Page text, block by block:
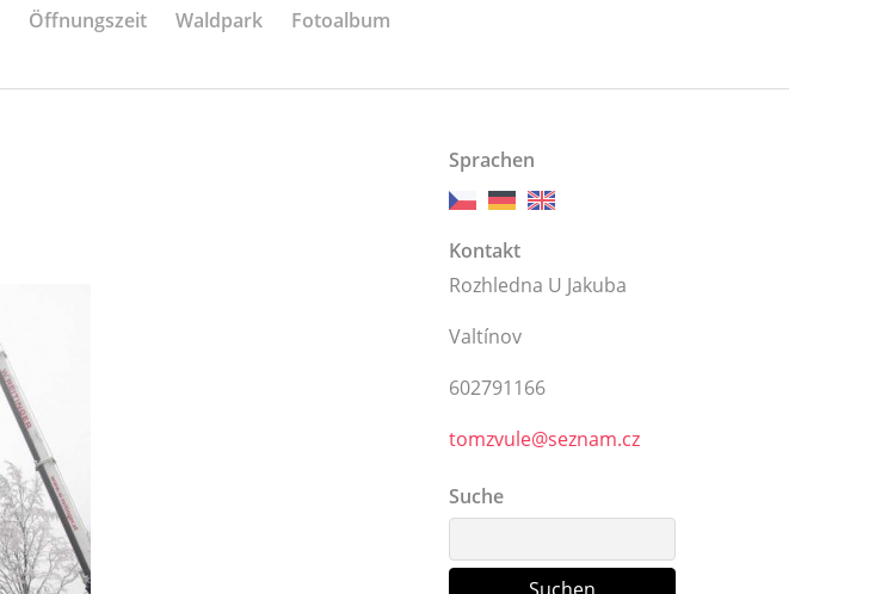
Öffnungszeit Waldpark Fotoalbum
Sprachen
Kontakt
Rozhledna U Jakuba
Valtínov
602791166
tomzvule@seznam.cz
Suche